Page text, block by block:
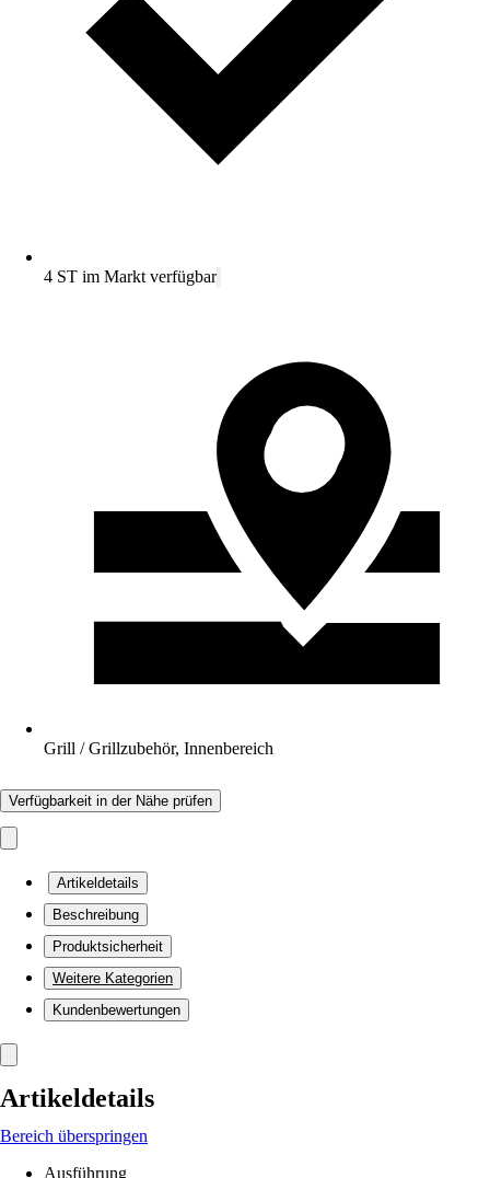
4 ST im Markt verfügbar
Grill / Grillzubehör, Innenbereich
Verfügbarkeit in der Nähe prüfen
Artikeldetails
Beschreibung
Produktsicherheit
Weitere Kategorien
Kundenbewertungen
Artikeldetails
Bereich überspringen
Ausführung